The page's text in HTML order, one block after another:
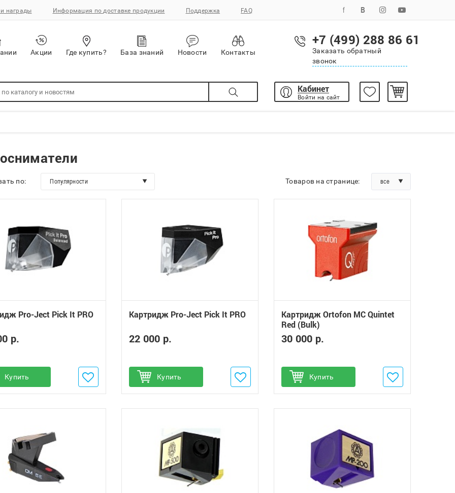
награды Информация по доставке продукции Поддержка FAQ
Акции Где купить? База знаний Новости Контакты
+7 (499) 288 86 61
Заказать обратный
звонок
Кабинет
Войти на сайт
по: Популярности Товаров на странице: все
Pro-Ject Pick It PRO
р.
Купитьв избранное
Картридж Pro-Ject Pick It PRO
22 000 р.
Купить
Добавить в избранное
Картридж Ortofon MC Quintet
Red (Bulk)
30 000 р.
Купить
Добавить в избранное